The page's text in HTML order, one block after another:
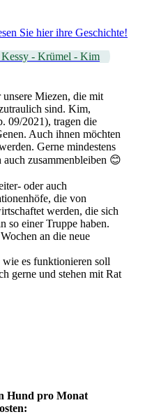
Sie hier ihre Geschichte!
- Krümel - Kim
Miezen, die mit
sind. Kim,
09/2021), tragen die
Auch ihnen möchten
Gerne mindestens
zusammenbleiben 😊
oder auch
die von
werden, die sich
so einer Truppe haben.
an die neue
es funktionieren soll
gerne und stehen mit Rat
Hund pro Monat